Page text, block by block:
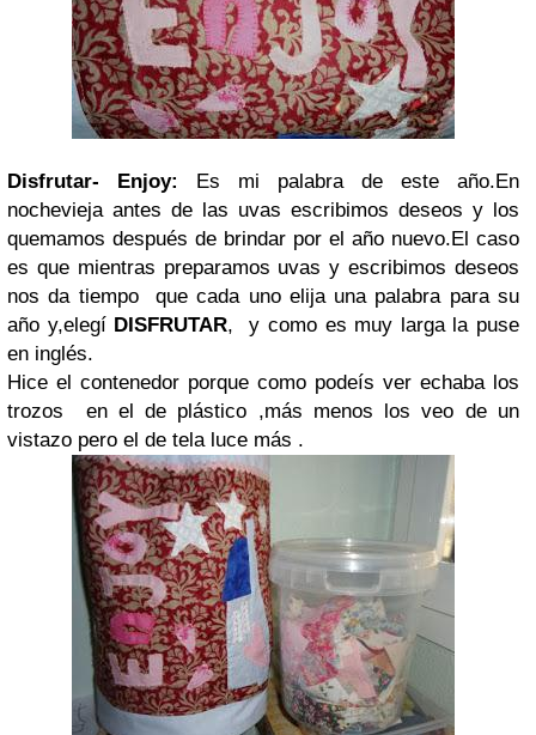
Disfrutar- Enjoy:
Es mi palabra de este año.En
nochevieja antes de las uvas escribimos deseos y los
quemamos después de brindar por el año nuevo.El caso
es que mientras preparamos uvas y escribimos deseos
nos da tiempo que cada uno elija una palabra para su
año y,elegí DISFRUTAR, y como es muy larga la puse
en inglés.
Hice el contenedor porque como podeís ver echaba los
trozos en el de plástico ,más menos los veo de un
vistazo pero el de tela luce más .